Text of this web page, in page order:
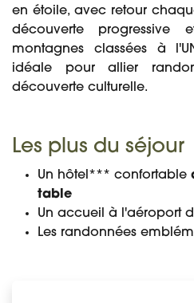
en étoile, avec retour
découverte progressive
montagnes classées à
idéale pour allier
découverte culturelle.
Les plus du séjour
Un hôtel*** confortable
table
Un accueil à l'aéroport
Les randonnées